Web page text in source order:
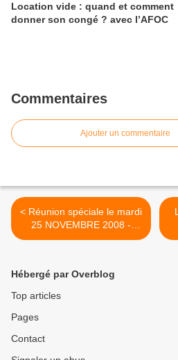
Location vide : quand et comment
donner son congé ? avec l’AFOC
Commentaires
Ajouter un commentaire
< Réunion spéciale le mardi
25 NOVEMBRE 2008 -
241108
Hébergé par Overblog
Top articles
Pages
Contact